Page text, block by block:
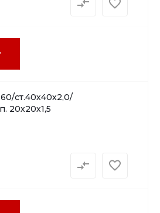
ст.40х40х2,0/
20х20х1,5